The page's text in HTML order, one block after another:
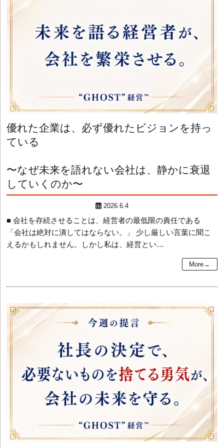
優れた企業は、必ず優れたビジョンを持っ
ている
〜なぜ未来を語れない会社は、静かに衰退
していくのか〜
2026.6.4
■ 会社を存続させることは、経営者の最低限の責任である
「会社は絶対に潰してはならない。」 少し厳しい言葉に聞こ
えるかもしれません。しかし私は、経営とい…
More→